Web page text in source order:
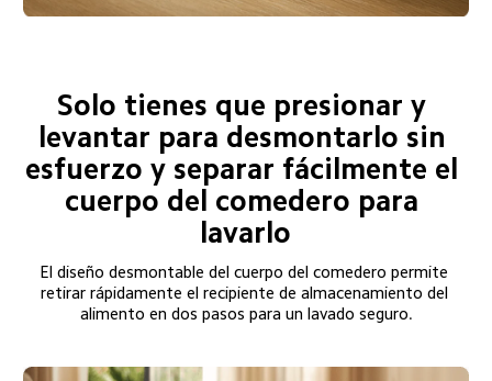
Solo tienes que presionar y
levantar para desmontarlo sin
esfuerzo y separar fácilmente el
cuerpo del comedero para
lavarlo
El diseño desmontable del cuerpo del comedero permite
retirar rápidamente el recipiente de almacenamiento del
alimento en dos pasos para un lavado seguro.